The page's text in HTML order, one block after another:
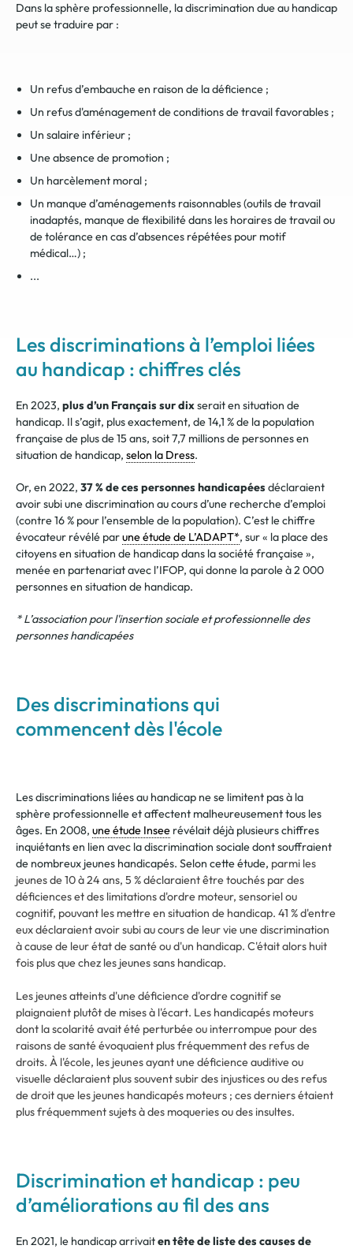
Dans la sphère professionnelle, la discrimination due au handicap
peut se traduire par :
Un refus d’embauche en raison de la déficience ;
Un refus d'aménagement de conditions de travail favorables ;
Un salaire inférieur ;
Une absence de promotion ;
Un harcèlement moral ;
Un manque d’aménagements raisonnables (outils de travail
inadaptés, manque de flexibilité dans les horaires de travail ou
de tolérance en cas d’absences répétées pour motif
médical…) ;
...
Les discriminations à l’emploi liées
au handicap : chiffres clés
En 2023, plus d’un Français sur dixserait en situation de
handicap. Il s’agit, plus exactement, de 14,1 % de la population
française de plus de 15 ans, soit 7,7 millions de personnes en
situation de handicap, selon la Dress.
Or, en 2022, 37 % de ces personnes handicapées déclaraient
avoir subi une discrimination au cours d’une recherche d’emploi
(contre 16 % pour l’ensemble de la population). C’est le chiffre
évocateur révélé parune étude de L’ADAPT*, sur « la place des
citoyens en situation de handicap dans la société française »,
menée en partenariat avec l’IFOP, qui donne la parole à 2 000
personnes en situation de handicap.
* L’association pour l'insertion sociale et professionnelle des
personnes handicapées
Des discriminations qui
commencent dès l'école
Les discriminations liées au handicap ne se limitent pas à la
sphère professionnelle et affectent malheureusement tous les
âges. En 2008, une étude Insee révélait déjà plusieurs chiffres
inquiétants en lien avec la discrimination sociale dont souffraient
de nombreux jeunes handicapés. Selon cette étude, parmi les
jeunes de 10 à 24 ans, 5 % déclaraient être touchés par des
déficiences et des limitations d'ordre moteur, sensoriel ou
cognitif, pouvant les mettre en situation de handicap. 41 % d'entre
eux déclaraient avoir subi au cours de leur vie une discrimination
à cause de leur état de santé ou d'un handicap. C'était alors huit
fois plus que chez les jeunes sans handicap.
Les jeunes atteints d'une déficience d'ordre cognitif se
plaignaient plutôt de mises à l'écart. Les handicapés moteurs
dont la scolarité avait été perturbée ou interrompue pour des
raisons de santé évoquaient plus fréquemment des refus de
droits. À l'école, les jeunes ayant une déficience auditive ou
visuelle déclaraient plus souvent subir des injustices ou des refus
de droit que les jeunes handicapés moteurs ; ces derniers étaient
plus fréquemment sujets à des moqueries ou des insultes.
Discrimination et handicap : peu
d’améliorations au fil des ans
En 2021, le handicap arrivaiten tête de liste des causes de